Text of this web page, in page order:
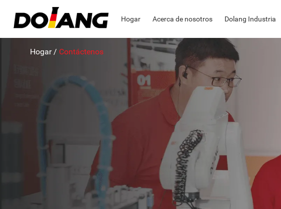
Hogar Acerca de nosotros Dolang Industria
Hogar / Contáctenos